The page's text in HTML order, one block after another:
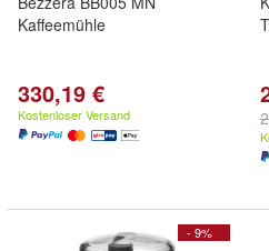
Kaffeemühle
330,19 €
Kostenloser Versand
- 9%